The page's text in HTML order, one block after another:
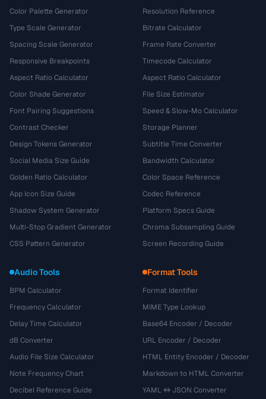
Color Palette Generator
Type Scale Generator
Spacing Scale Generator
Responsive Breakpoints
Aspect Ratio Calculator
Color Shade Generator
Font Pairing Suggestions
Contrast Checker
Design Tokens Generator
Social Media Size Guide
Golden Ratio Calculator
App Icon Size Guide
Shadow System Generator
Multi-Stop Gradient Generator
CSS Pattern Generator
Resolution Reference
Bitrate Calculator
Frame Rate Converter
Timecode Calculator
Aspect Ratio Calculator
File Size Estimator
Speed & Slow-Mo Calculator
Storage Planner
Subtitle Time Converter
Bandwidth Calculator
Color Space Reference
Codec Reference
Platform Specs Guide
Chroma Subsampling Guide
Screen Recording Guide
Audio Tools
BPM Calculator
Frequency Calculator
Delay Time Calculator
dB Converter
Audio File Size Calculator
Note Frequency Chart
Decibel Reference Guide
Format Tools
Format Identifier
MIME Type Lookup
Base64 Encoder / Decoder
URL Encoder / Decoder
HTML Entity Encoder / Decoder
Markdown to HTML Converter
YAML ↔ JSON Converter